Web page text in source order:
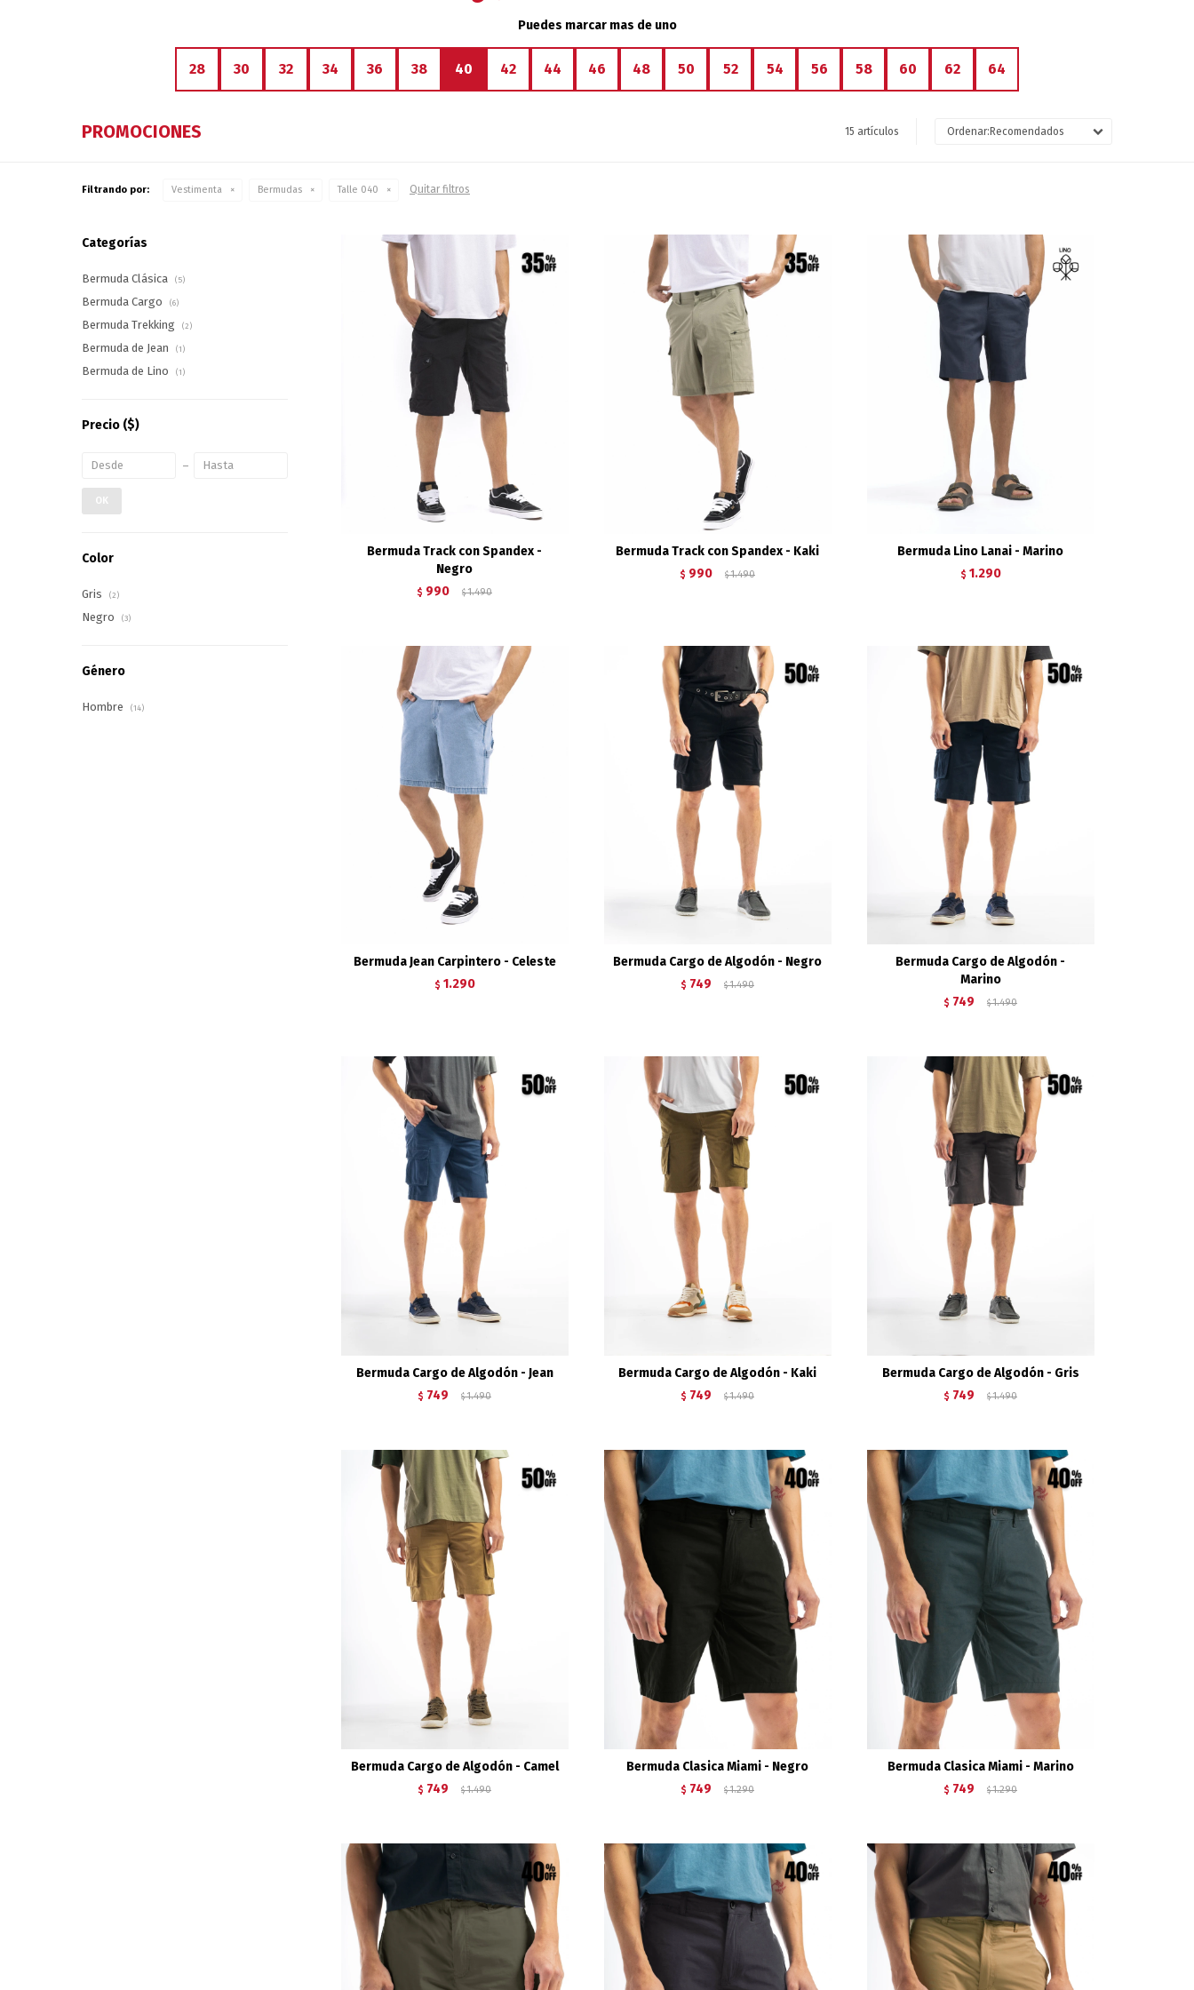
Puedes marcar mas de uno
28 30 32 34 36 38 40 42 44 46 48 50 52 54 56 58 60 62 64
PROMOCIONES 15 artículos Recomendados
Filtrando por: Vestimenta Bermudas Talle 040 Quitar filtros
Bermuda Track con Spandex -
Negro
$ 990 $ 1.490
Bermuda Track con Spandex - Kaki
$ 990 $ 1.490
Bermuda Lino Lanai - Marino
$ 1.290
Bermuda Jean Carpintero - Celeste
$ 1.290
Bermuda Cargo de Algodón - Negro
$ 749 $ 1.490
Bermuda Cargo de Algodón -
Marino
$ 749 $ 1.490
Bermuda Cargo de Algodón - Jean
$ 749 $ 1.490
Bermuda Cargo de Algodón - Kaki
$ 749 $ 1.490
Bermuda Cargo de Algodón - Gris
$ 749 $ 1.490
Bermuda Cargo de Algodón - Camel
$ 749 $ 1.490
Bermuda Clasica Miami - Negro
$ 749 $ 1.290
Bermuda Clasica Miami - Marino
$ 749 $ 1.290
Categorías
Bermuda Clásica (5)
Bermuda Cargo (6)
Bermuda Trekking (2)
Bermuda de Jean (1)
Bermuda de Lino (1)
Precio ($)
OK
Color
Gris (2)
Negro (3)
Género
Hombre (14)